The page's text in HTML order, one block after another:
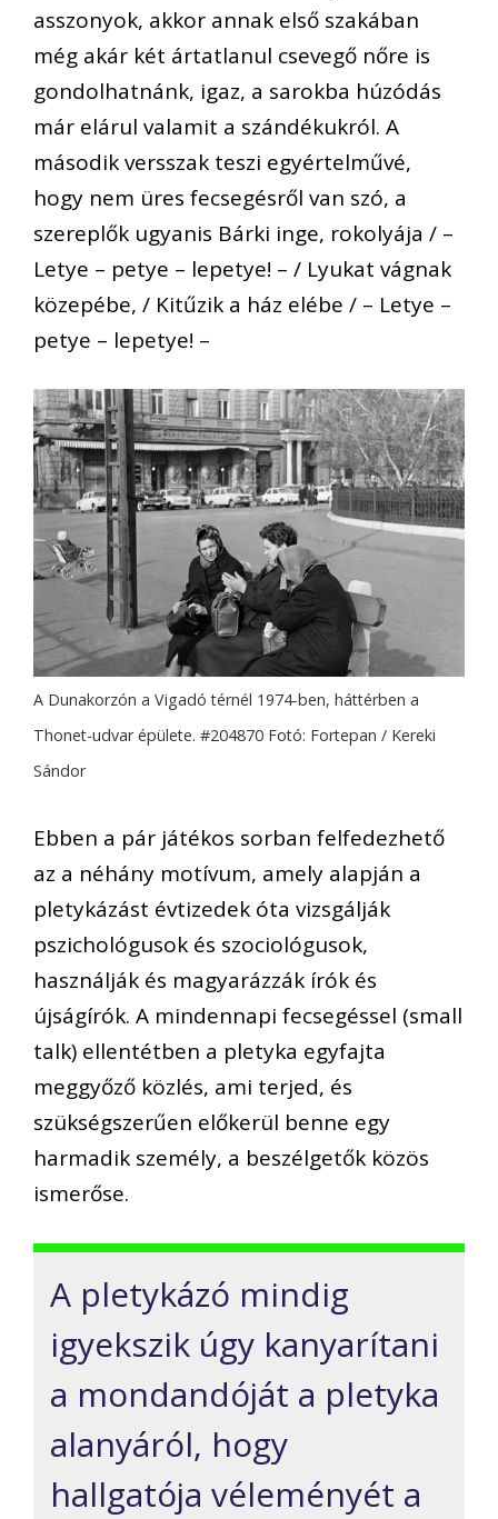
asszonyok, akkor annak első szakában
még akár két ártatlanul csevegő nőre is
gondolhatnánk, igaz, a sarokba húzódás
már elárul valamit a szándékukról. A
második versszak teszi egyértelművé,
hogy nem üres fecsegésről van szó, a
szereplők ugyanis Bárki inge, rokolyája / –
Letye – petye – lepetye! – / Lyukat vágnak
közepébe, / Kitűzik a ház elébe / – Letye –
petye – lepetye! –
A Dunakorzón a Vigadó térnél 1974-ben, háttérben a
Thonet-udvar épülete. #204870 Fotó: Fortepan / Kereki
Sándor
Ebben a pár játékos sorban felfedezhető
az a néhány motívum, amely alapján a
pletykázást évtizedek óta vizsgálják
pszichológusok és szociológusok,
használják és magyarázzák írók és
újságírók. A mindennapi fecsegéssel (small
talk) ellentétben a pletyka egyfajta
meggyőző közlés, ami terjed, és
szükségszerűen előkerül benne egy
harmadik személy, a beszélgetők közös
ismerőse.
A pletykázó mindig
igyekszik úgy kanyarítani
a mondandóját a pletyka
alanyáról, hogy
hallgatója véleményét a